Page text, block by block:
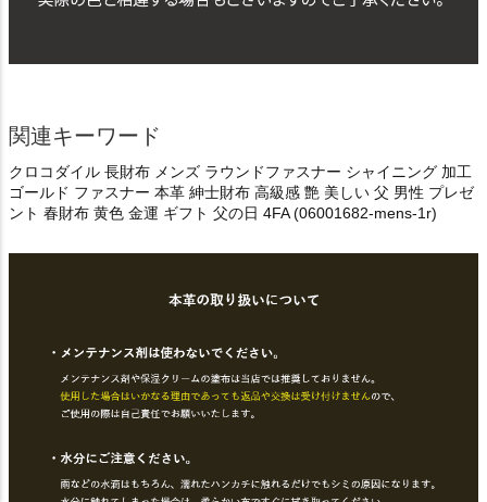
関連キーワード
クロコダイル 長財布 メンズ ラウンドファスナー シャイニング 加工
ゴールド ファスナー 本革 紳士財布 高級感 艶 美しい 父 男性 プレゼ
ント 春財布 黄色 金運 ギフト 父の日 4FA (06001682-mens-1r)